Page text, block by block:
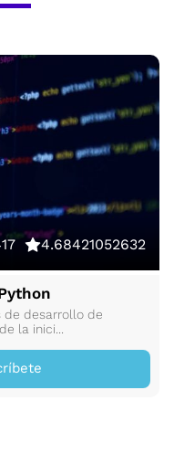
4.68421052632
de desarrollo de
la inici...